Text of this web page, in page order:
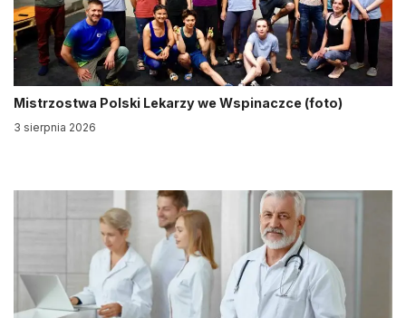
Mistrzostwa Polski Lekarzy we Wspinaczce (foto)
3 sierpnia 2026